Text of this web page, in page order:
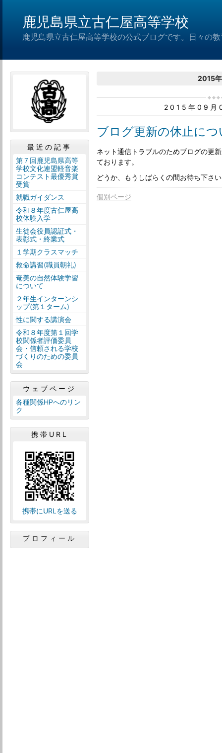
鹿児島県立古仁屋高等学校
鹿児島県立古仁屋高等学校の公式ブログです。日々の
2015
2015年09月
ブログ更新の休止に
ネット通信トラブルのためブログの更
ております。
どうか、もうしばらくの間お待ち下さ
個別ページ
最近の記事
第７回鹿児島県高等
学校文化連盟軽音楽
コンテスト最優秀賞
受賞
就職ガイダンス
令和８年度古仁屋高
校体験入学
生徒会役員認証式・
表彰式・終業式
１学期クラスマッチ
救命講習(職員朝礼)
奄美の自然体験学習
について
２年生インターンシ
ップ(第１ターム)
性に関する講演会
令和８年度第１回学
校関係者評価委員
会・信頼される学校
づくりのための委員
会
ウェブページ
各種関係HPへのリン
ク
携帯URL
携帯にURLを送る
プロフィール